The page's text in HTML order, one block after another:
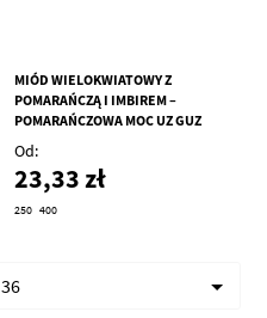
MIÓD WIELOKWIATOWY Z
POMARAŃCZĄ I IMBIREM –
POMARAŃCZOWA MOC UZ GUZ
Od
23,33 zł
250 400
36